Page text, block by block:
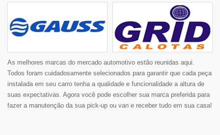
As melhores marcas do mercado automotivo estão reunidas aqui.
Todos foram cuidadosamente selecionados para garantir que cada peça
instalada em seu carro tenha a qualidade e funcionalidade a altura de
suas expectativas. Agora você pode escolher sua marca preferida para
fazer a manutenção da sua pick-up ou van e receber tudo em sua casa!